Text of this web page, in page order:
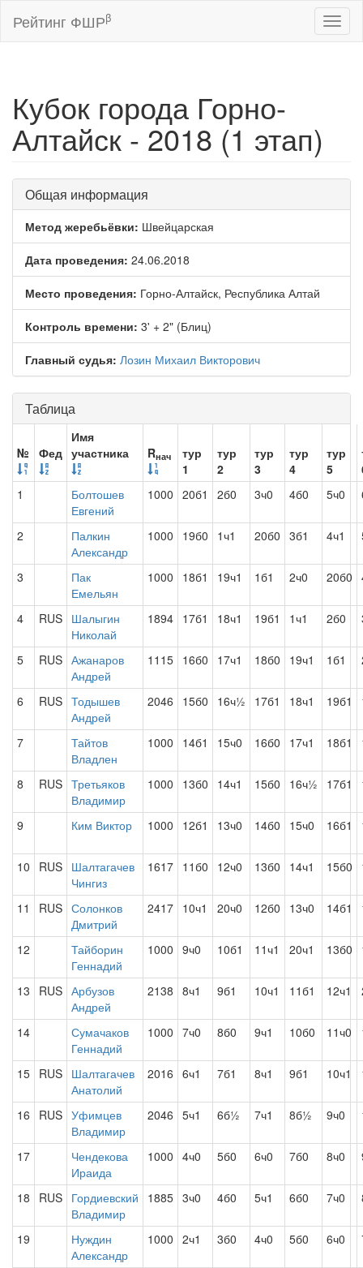
Рейтинг ФШРβ
Кубок города Горно-
Алтайск - 2018 (1 этап)
Общая информация
Метод жеребьёвки: Швейцарская
Дата проведения: 24.06.2018
Место проведения: Горно-Алтайск, Республика Алтай
Контроль времени: 3' + 2" (Блиц)
Главный судья: Лозин Михаил Викторович
Таблица
№ Фед
Имя
участника
Rнач
тур
1
тур
2
тур
3
тур
4
тур
5
1
Болтошев
Евгений
1000 20б1 2б0 3ч0 4б0 5ч0
2
Палкин
Александр
1000 19б0 1ч1 20б0 3б1 4ч1
3
Пак
Емельян
1000 18б1 19ч1 1б1 2ч0 20б0
4 RUS Шалыгин
Николай
1894 17б1 18ч1 19б1 1ч1 2б0
5 RUS Ажанаров
Андрей
1115 16б0 17ч1 18б0 19ч1 1б1
6 RUS Тодышев
Андрей
2046 15б0 16ч½ 17б1 18ч1 19б1
7
Тайтов
Владлен
1000 14б1 15ч0 16б0 17ч1 18б1
8 RUS Третьяков
Владимир
1000 13б0 14ч1 15б0 16ч½ 17б1
9 Ким Виктор 1000 12б1 13ч0 14б0 15ч0 16б1
10 RUS Шалтагачев
Чингиз
1617 11б0 12ч0 13б0 14ч1 15б0
11 RUS Солонков
Дмитрий
2417 10ч1 20ч0 12б0 13ч0 14б1
12
Тайборин
Геннадий
1000 9ч0 10б1 11ч1 20ч1 13б0
13 RUS Арбузов
Андрей
2138 8ч1 9б1 10ч1 11б1 12ч1
14
Сумачаков
Геннадий
1000 7ч0 8б0 9ч1 10б0 11ч0
15 RUS Шалтагачев
Анатолий
2016 6ч1 7б1 8ч1 9б1 10ч1
16 RUS Уфимцев
Владимир
2046 5ч1 6б½ 7ч1 8б½ 9ч0
17
Чендекова
Ираида
1000 4ч0 5б0 6ч0 7б0 8ч0
18 RUS Гордиевский
Владимир
1885 3ч0 4б0 5ч1 6б0 7ч0
19
Нуждин
Александр
1000 2ч1 3б0 4ч0 5б0 6ч0